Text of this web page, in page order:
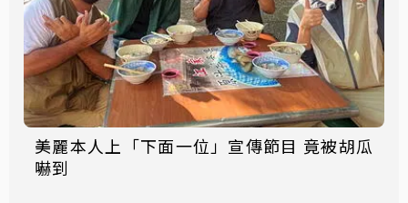
美麗本人上「下面一位」宣傳節目 竟被胡瓜
嚇到